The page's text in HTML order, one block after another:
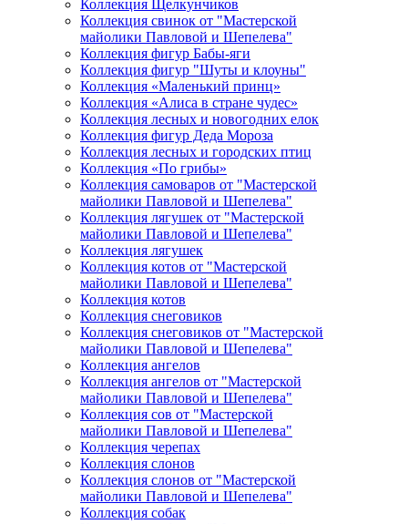
Коллекция Щелкунчиков
Коллекция свинок от "Мастерской
майолики Павловой и Шепелева"
Коллекция фигур Бабы-яги
Коллекция фигур "Шуты и клоуны"
Коллекция «Маленький принц»
Коллекция «Алиса в стране чудес»
Коллекция лесных и новогодних елок
Коллекция фигур Деда Мороза
Коллекция лесных и городских птиц
Коллекция «По грибы»
Коллекция самоваров от "Мастерской
майолики Павловой и Шепелева"
Коллекция лягушек от "Мастерской
майолики Павловой и Шепелева"
Коллекция лягушек
Коллекция котов от "Мастерской
майолики Павловой и Шепелева"
Коллекция котов
Коллекция снеговиков
Коллекция снеговиков от "Мастерской
майолики Павловой и Шепелева"
Коллекция ангелов
Коллекция ангелов от "Мастерской
майолики Павловой и Шепелева"
Коллекция сов от "Мастерской
майолики Павловой и Шепелева"
Коллекция черепах
Коллекция слонов
Коллекция слонов от "Мастерской
майолики Павловой и Шепелева"
Коллекция собак